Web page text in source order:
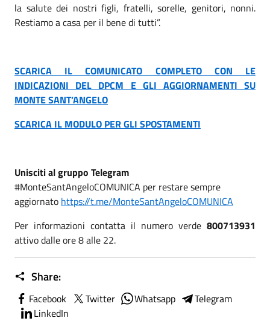
la salute dei nostri figli, fratelli, sorelle, genitori, nonni.
Restiamo a casa per il bene di tutti”.
SCARICA IL COMUNICATO COMPLETO CON LE
INDICAZIONI DEL DPCM E GLI AGGIORNAMENTI SU
MONTE SANT’ANGELO
SCARICA IL MODULO PER GLI SPOSTAMENTI
Unisciti al gruppo Telegram
#MonteSantAngeloCOMUNICA per restare sempre
aggiornato https://t.me/MonteSantAngeloCOMUNICA
Per informazioni contatta il numero verde 800713931
attivo dalle ore 8 alle 22.
Share:
Facebook Twitter Whatsapp
Telegram
LinkedIn